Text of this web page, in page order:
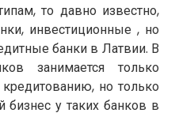
то давно известно,
инвестиционные , но
банки в Латвии. В
занимается только
но только
бизнес у таких банков в